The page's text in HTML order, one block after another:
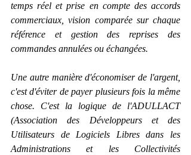
temps réel et prise en compte des accords
commerciaux, vision comparée sur chaque
référence et gestion des reprises des
commandes annulées ou échangées.
Une autre manière d'économiser de l'argent,
c'est d'éviter de payer plusieurs fois la même
chose. C'est la logique de l'ADULLACT
(Association des Développeurs et des
Utilisateurs de Logiciels Libres dans les
Administrations et les Collectivités